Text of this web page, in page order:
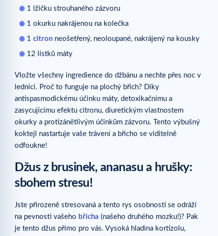
1 lžičku strouhaného zázvoru
1 okurku nakrájenou na kolečka
1 citron neošetřený, neoloupané, nakrájený na kousky
12 lístků máty
Vložte všechny ingredience do džbánu a nechte přes noc v
lednici. Proč to funguje na plochý břich? Díky
antispasmodickému účinku máty, detoxikačnímu a
zasycujícímu efektu citronu, diuretickým vlastnostem
okurky a protizánětlivým účinkům zázvoru. Tento výbušný
koktejl nastartuje vaše trávení a břicho se viditelně
odfoukne!
Džus z brusinek, ananasu a hrušky:
sbohem stresu!
Jste přirozeně stresovaná a tento rys osobnosti se odráží
na pevnosti vašeho břicha (našeho druhého mozku!)? Pak
je tento džus přímo pro vás. Vysoká hladina kortizolu,